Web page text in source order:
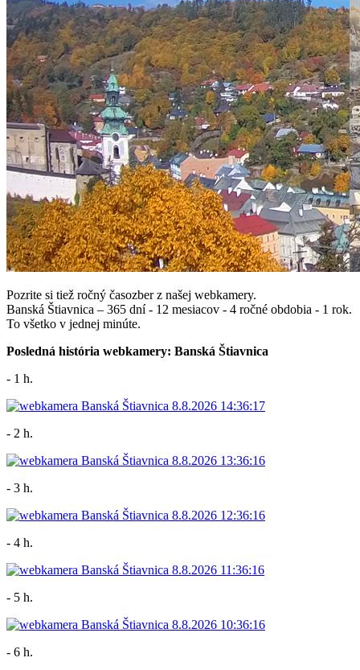
Pozrite si tiež ročný časozber z našej webkamery.
Banská Štiavnica – 365 dní - 12 mesiacov - 4 ročné obdobia - 1 rok.
To všetko v jednej minúte.
Posledná história webkamery: Banská Štiavnica
- 1 h.
- 2 h.
- 3 h.
- 4 h.
- 5 h.
- 6 h.